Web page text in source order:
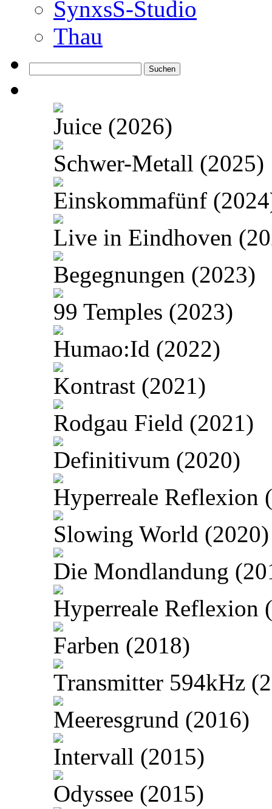
SynxsS-Studio
Thau
nach:
Juice (2026)
Schwer-Metall (2025)
Einskommafünf
Live in Eindhoven
Begegnungen (2023)
99 Temples (2023)
Humao:Id (2022)
Kontrast (2021)
Rodgau Field (2021)
Definitivum (2020)
Hyperreale Reflexion
Slowing World (2020)
Die Mondlandung
Hyperreale Reflexion
Farben (2018)
Transmitter 594kHz
Meeresgrund (2016)
Intervall (2015)
Odyssee (2015)